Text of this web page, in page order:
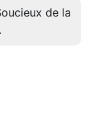
de la
.